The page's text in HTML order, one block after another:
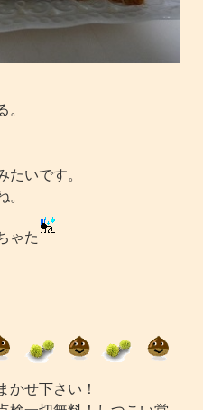
いです。
ゃた
かせ下さい！